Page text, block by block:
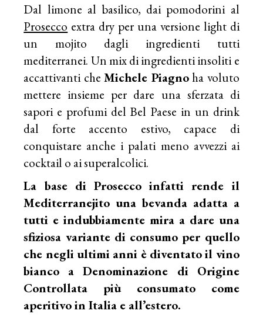
Dal limone al basilico, dai pomodorini al
Prosecco extra dry per una versione light di
un mojito dagli ingredienti tutti
mediterranei. Un mix di ingredienti insoliti e
accattivanti cheMichele Piagnoha voluto
mettere insieme per dare una sferzata di
sapori e profumi del Bel Paese in un drink
dal forte accento estivo, capace di
conquistare anche i palati meno avvezzi ai
cocktail o ai superalcolici.
La base di Prosecco infatti rende il
Mediterranejito una bevanda adatta a
tutti e indubbiamente mira a dare una
sfiziosa variante di consumo per quello
che negli ultimi anni è diventato il vino
bianco a Denominazione di Origine
Controllata più consumato come
aperitivo in Italia e all’estero.